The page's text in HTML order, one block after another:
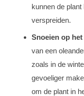
kunnen de
verspreiden.
Snoeien op
van een
zoals in de
gevoeliger
om de plant in